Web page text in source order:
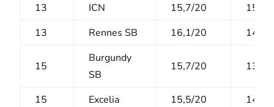
13 ICN 15,7/20
15,9/
13
Rennes SB 16,1/20 14,6/
15
Burgundy
SB
15,7/20 13,3/
15 Excelia 15,5/20 14,4/